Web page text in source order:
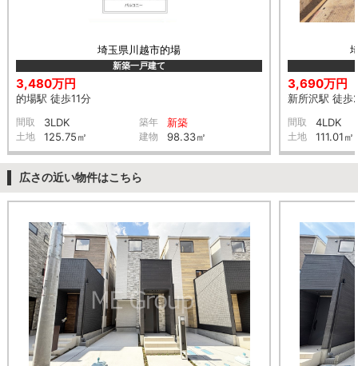
埼玉県川越市的場
新築一戸建て
3,480万円
的場駅 徒歩11分
間取 3LDK 築年 新築
土地 125.75㎡ 建物 98.33㎡
3,690万円
新所沢駅 徒歩
間取 4LDK
土地 111.01㎡
広さの近い物件はこちら